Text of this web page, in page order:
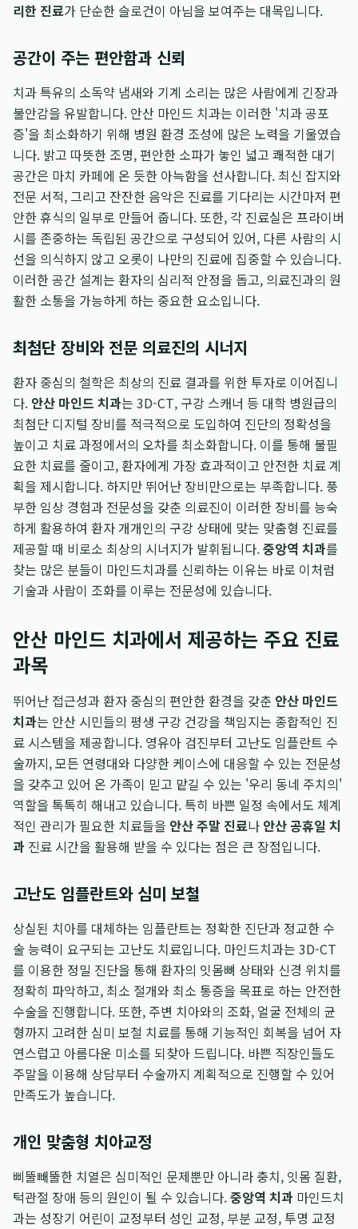
리한 진료가 단순한 슬로건이 아님을 보여주는 대목입니다.
공간이 주는 편안함과 신뢰
치과 특유의 소독약 냄새와 기계 소리는 많은 사람에게 긴장과
불안감을 유발합니다. 안산 마인드 치과는 이러한 '치과 공포
증'을 최소화하기 위해 병원 환경 조성에 많은 노력을 기울였습
니다. 밝고 따뜻한 조명, 편안한 소파가 놓인 넓고 쾌적한 대기
공간은 마치 카페에 온 듯한 아늑함을 선사합니다. 최신 잡지와
전문 서적, 그리고 잔잔한 음악은 진료를 기다리는 시간마저 편
안한 휴식의 일부로 만들어 줍니다. 또한, 각 진료실은 프라이버
시를 존중하는 독립된 공간으로 구성되어 있어, 다른 사람의 시
선을 의식하지 않고 오롯이 나만의 진료에 집중할 수 있습니다.
이러한 공간 설계는 환자의 심리적 안정을 돕고, 의료진과의 원
활한 소통을 가능하게 하는 중요한 요소입니다.
최첨단 장비와 전문 의료진의 시너지
환자 중심의 철학은 최상의 진료 결과를 위한 투자로 이어집니
다. 안산 마인드 치과는 3D-CT, 구강 스캐너 등 대학 병원급의
최첨단 디지털 장비를 적극적으로 도입하여 진단의 정확성을
높이고 치료 과정에서의 오차를 최소화합니다. 이를 통해 불필
요한 치료를 줄이고, 환자에게 가장 효과적이고 안전한 치료 계
획을 제시합니다. 하지만 뛰어난 장비만으로는 부족합니다. 풍
부한 임상 경험과 전문성을 갖춘 의료진이 이러한 장비를 능숙
하게 활용하여 환자 개개인의 구강 상태에 맞는 맞춤형 진료를
제공할 때 비로소 최상의 시너지가 발휘됩니다.중앙역 치과를
찾는 많은 분들이 마인드치과를 신뢰하는 이유는 바로 이처럼
기술과 사람이 조화를 이루는 전문성에 있습니다.
안산 마인드 치과에서 제공하는 주요 진료
과목
뛰어난 접근성과 환자 중심의 편안한 환경을 갖춘 안산 마인드
치과는 안산 시민들의 평생 구강 건강을 책임지는 종합적인 진
료 시스템을 제공합니다. 영유아 검진부터 고난도 임플란트 수
술까지, 모든 연령대와 다양한 케이스에 대응할 수 있는 전문성
을 갖추고 있어 온 가족이 믿고 맡길 수 있는 '우리 동네 주치의'
역할을 톡톡히 해내고 있습니다. 특히 바쁜 일정 속에서도 체계
적인 관리가 필요한 치료들을 안산 주말 진료나 안산 공휴일 치
과 진료 시간을 활용해 받을 수 있다는 점은 큰 장점입니다.
고난도 임플란트와 심미 보철
상실된 치아를 대체하는 임플란트는 정확한 진단과 정교한 수
술 능력이 요구되는 고난도 치료입니다. 마인드치과는 3D-CT
를 이용한 정밀 진단을 통해 환자의 잇몸뼈 상태와 신경 위치를
정확히 파악하고, 최소 절개와 최소 통증을 목표로 하는 안전한
수술을 진행합니다. 또한, 주변 치아와의 조화, 얼굴 전체의 균
형까지 고려한 심미 보철 치료를 통해 기능적인 회복을 넘어 자
연스럽고 아름다운 미소를 되찾아 드립니다. 바쁜 직장인들도
주말을 이용해 상담부터 수술까지 계획적으로 진행할 수 있어
만족도가 높습니다.
개인 맞춤형 치아교정
삐뚤빼뚤한 치열은 심미적인 문제뿐만 아니라 충치, 잇몸 질환,
턱관절 장애 등의 원인이 될 수 있습니다.중앙역 치과 마인드치
과는 성장기 어린이 교정부터 성인 교정, 부분 교정, 투명 교정